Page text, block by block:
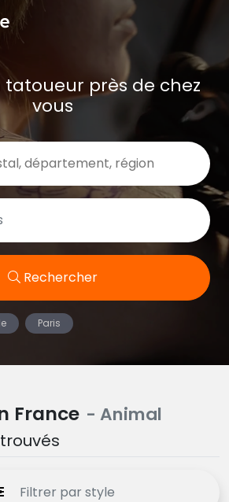
tatoueur près de chez
vous
Rechercher
Paris
France - Animal
Filtrer par style